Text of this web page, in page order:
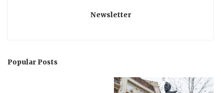
Newsletter
Popular Posts